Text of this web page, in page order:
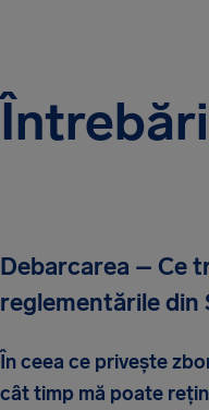
Debarcarea – Ce
reglementările din
În ceea ce privește
cât timp mă poate